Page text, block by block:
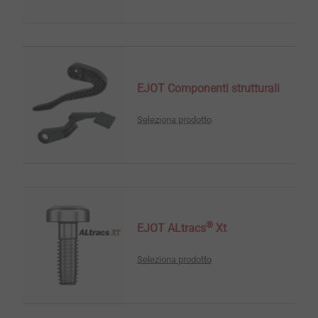
EJOT Componenti strutturali
Seleziona prodotto
EJOT ALtracs® Xt
Seleziona prodotto